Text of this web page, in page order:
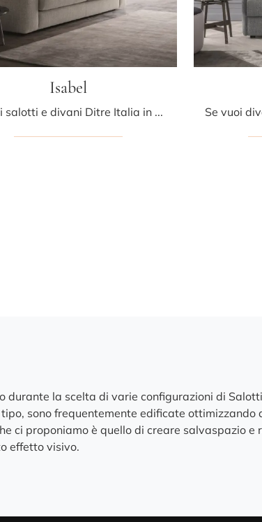
Isabel
Cerchi salotti e divani Ditre Italia in tessuto? Clicca e ottieni informazioni sul modello Isabel per spazi moderni.
durante la scelta di varie configurazioni di
sono frequentemente edificate
ci proponiamo è quello di creare salvaspazio
effetto visivo.